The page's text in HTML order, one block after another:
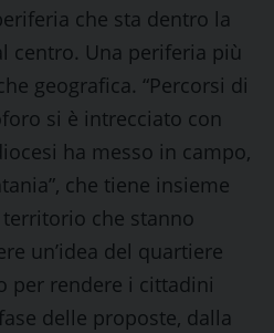
che sta dentro la
centro. Una periferia più
geografica. “Percorsi di
si è intrecciato con
ha messo in campo,
che tiene insieme
che stanno
un’idea del quartiere
per rendere i cittadini
delle proposte, dalla